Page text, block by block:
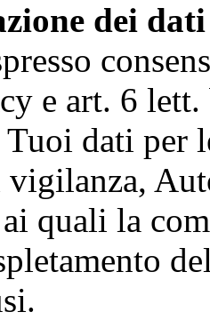
dei dati
e art. 6
Tuoi dati per
vigilanza,
quali la